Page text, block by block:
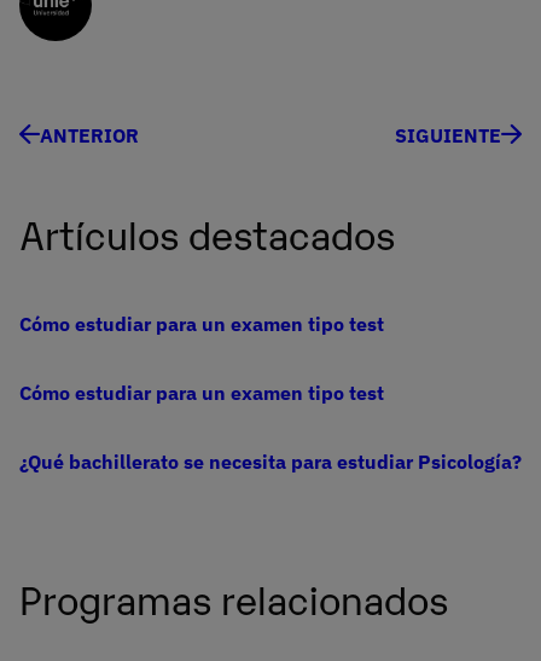
ANTERIOR SIGUIENTE
Artículos destacados
Cómo estudiar para un examen tipo test
Cómo estudiar para un examen tipo test
¿Qué bachillerato se necesita para estudiar Psicología?
Programas relacionados